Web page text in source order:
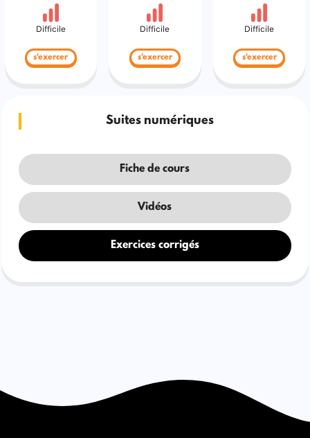
Difficile
s'exercer
Difficile
s'exercer
Difficile
s'exercer
Suites numériques
Fiche de cours
Vidéos
Exercices corrigés